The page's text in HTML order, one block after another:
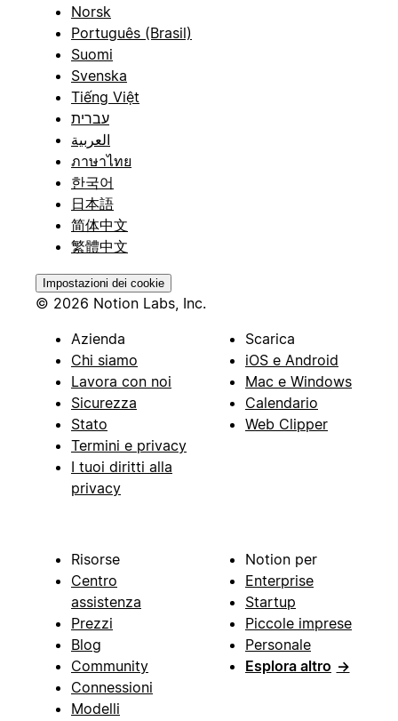
Norsk
Português (Brasil)
Suomi
Svenska
Tiếng Việt
עברית
العربية
ภาษาไทย
한국어
日本語
简体中文
繁體中文
Impostazioni dei cookie
© 2026 Notion Labs, Inc.
Azienda
Chi siamo
Lavora con noi
Sicurezza
Stato
Termini e privacy
I tuoi diritti alla
privacy
Scarica
iOS e Android
Mac e Windows
Calendario
Web Clipper
Risorse
Centro
assistenza
Prezzi
Blog
Community
Connessioni
Modelli
Notion per
Enterprise
Startup
Piccole imprese
Personale
Esplora altro →